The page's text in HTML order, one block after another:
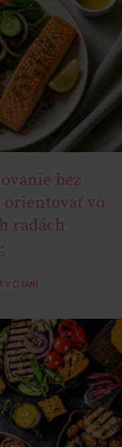
bez
orientovať vo
radách
V ČÍTANÍ